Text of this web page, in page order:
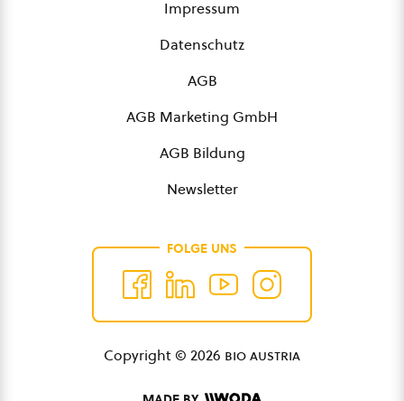
Impressum
Datenschutz
AGB
AGB Marketing GmbH
AGB Bildung
Newsletter
FOLGE UNS
Copyright © 2026 bio austria